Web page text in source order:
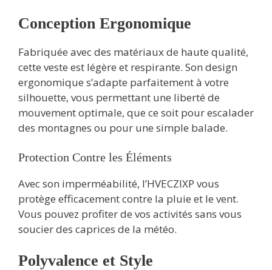
Conception Ergonomique
Fabriquée avec des matériaux de haute qualité,
cette veste est légère et respirante. Son design
ergonomique s’adapte parfaitement à votre
silhouette, vous permettant une liberté de
mouvement optimale, que ce soit pour escalader
des montagnes ou pour une simple balade.
Protection Contre les Éléments
Avec son imperméabilité, l’HVECZIXP vous
protège efficacement contre la pluie et le vent.
Vous pouvez profiter de vos activités sans vous
soucier des caprices de la météo.
Polyvalence et Style